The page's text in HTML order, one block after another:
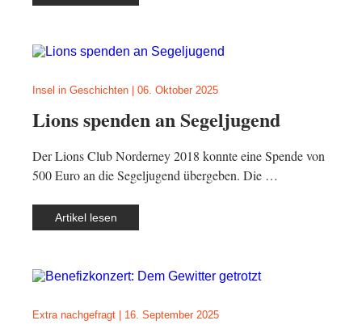
Insel in Geschichten 06. Oktober 2025
Lions spenden an Segeljugend
Der Lions Club Norderney 2018 konnte eine Spende von
500 Euro an die Segeljugend übergeben. Die …
Artikel lesen
Extra nachgefragt 16. September 2025